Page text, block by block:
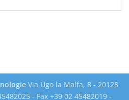
Via Ugo la Malfa, 8 - 20128
- Fax +39 02 45482019 -